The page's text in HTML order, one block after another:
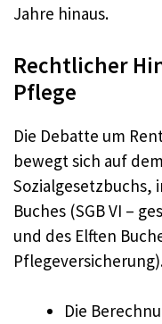
Jahre hinaus.
Rechtlicher
Pflege
Die Debatte um
bewegt sich auf
Sozialgesetzbuchs,
Buches (SGB VI –
und des Elften
Die